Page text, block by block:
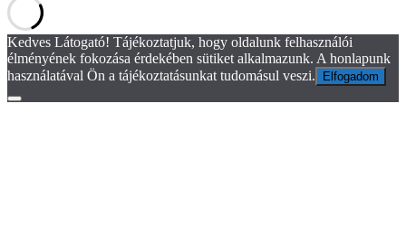
Kedves Látogató! Tájékoztatjuk, hogy oldalunk felhasználói
élményének fokozása érdekében sütiket alkalmazunk. A honlapunk
használatával Ön a tájékoztatásunkat tudomásul veszi.
Elfogadom